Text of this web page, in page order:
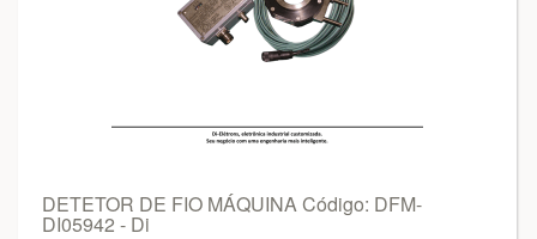
DETETOR DE FIO MÁQUINA Código: DFM-
DI05942 - Di